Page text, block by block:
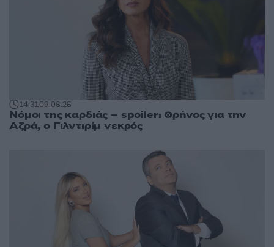
14:3109.08.26
Νόμοι της καρδιάς – spoiler: Θρήνος για την
Αζρά, ο Γιλντιρίμ νεκρός